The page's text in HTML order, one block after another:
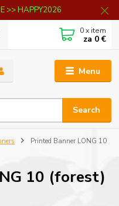
>> HAPPY2026
Menu
Search
0x item
za 0 €
Printed Banner LONG 10
10 (forest)